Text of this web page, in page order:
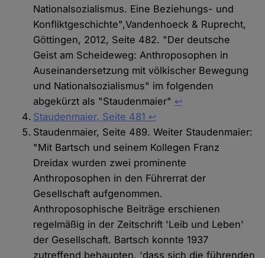
Nationalsozialismus. Eine Beziehungs- und
Konfliktgeschichte",Vandenhoeck & Ruprecht,
Göttingen, 2012, Seite 482. "Der deutsche
Geist am Scheideweg: Anthroposophen in
Auseinandersetzung mit völkischer Bewegung
und Nationalsozialismus" im folgenden
abgekürzt als "Staudenmaier" ↩
Staudenmaier, Seite 481 ↩︎
Staudenmaier, Seite 489. Weiter Staudenmaier:
"Mit Bartsch und seinem Kollegen Franz
Dreidax wurden zwei prominente
Anthroposophen in den Führerrat der
Gesellschaft aufgenommen.
Anthroposophische Beiträge erschienen
regelmäßig in der Zeitschrift 'Leib und Leben'
der Gesellschaft. Bartsch konnte 1937
zutreffend behaupten, 'dass sich die führenden